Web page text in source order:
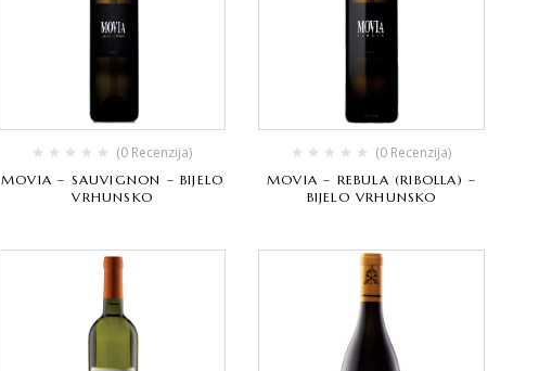
(0 Recenzija)
MOVIA – SAUVIGNON – BIJELO
VRHUNSKO
(0 Recenzija)
MOVIA – REBULA (RIBOLLA) –
BIJELO VRHUNSKO